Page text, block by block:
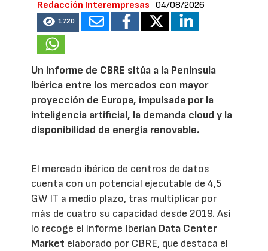
Redacción Interempresas 04/08/2026
1720
Un informe de CBRE sitúa a la Península
Ibérica entre los mercados con mayor
proyección de Europa, impulsada por la
inteligencia artificial, la demanda cloud y la
disponibilidad de energía renovable.
El mercado ibérico de centros de datos
cuenta con un potencial ejecutable de 4,5
GW IT a medio plazo, tras multiplicar por
más de cuatro su capacidad desde 2019. Así
lo recoge el informe Iberian Data Center
Market elaborado por CBRE, que destaca el